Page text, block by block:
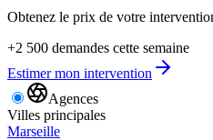
Obtenez le prix de votre
+2 500 demandes cette semaine
Estimer mon intervention
Agences
Villes principales
Marseille